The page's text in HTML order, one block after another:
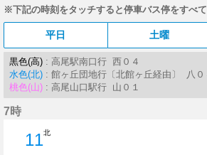
※下記の時刻をタッチすると停車バス停をすべて
平日 土曜
黒色(高) : 高尾駅南口行 西０４
水色(北) : 館ヶ丘団地行〔北館ヶ丘経由〕 八０
桃色(山) : 高尾山口駅行 山０１
7時
11北